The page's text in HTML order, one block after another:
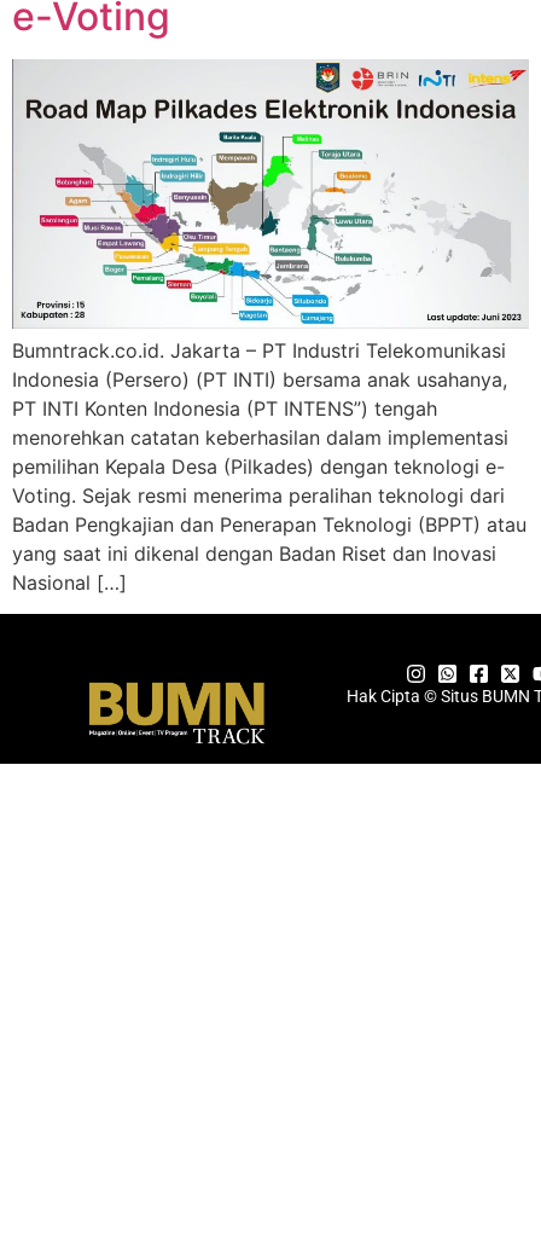
e-Voting
Bumntrack.co.id. Jakarta – PT Industri Telekomunikasi
Indonesia (Persero) (PT INTI) bersama anak usahanya,
PT INTI Konten Indonesia (PT INTENS”) tengah
menorehkan catatan keberhasilan dalam implementasi
pemilihan Kepala Desa (Pilkades) dengan teknologi e-
Voting. Sejak resmi menerima peralihan teknologi dari
Badan Pengkajian dan Penerapan Teknologi (BPPT) atau
yang saat ini dikenal dengan Badan Riset dan Inovasi
Nasional […]
Hak Cipta © Situs BUMN